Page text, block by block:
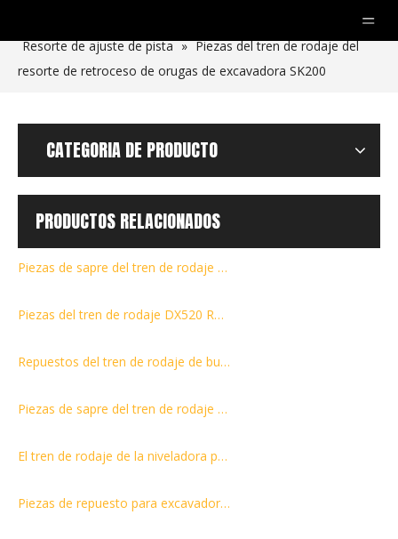
Resorte de ajuste de pista » Piezas del tren de rodaje del
resorte de retroceso de orugas de excavadora SK200
CATEGORIA DE PRODUCTO
PRODUCTOS RELACIONADOS
Piezas de sapre del tren de rodaje de la excavadora R225-7 Rodillo de seguimiento/rodillo inferior/rodillo inferior para piezas de construcción
Piezas del tren de rodaje DX520 Rodillo de oruga/rodillo inferior/rodillo inferior Repuestos de excavadora
Repuestos del tren de rodaje de bulldozer Rodillo inferior/Rodillo inferior/Rodillo inferior para D9L
Piezas de sapre del tren de rodaje de la excavadora SK200-8 Rodillo de seguimiento/rodillo inferior/rodillo inferior
El tren de rodaje de la niveladora parte el rodillo superior del rodillo superior 3T3206 del rodillo superior del CAT D6D D6C
Piezas de repuesto para excavadora Piezas del tren de rodaje E200B Rodillo inferior/rodillo inferior/rodillo inferior